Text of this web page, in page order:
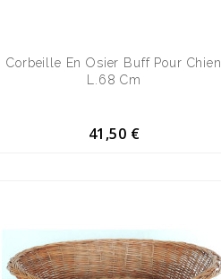
Corbeille En Osier Buff Pour Chien
L.68 Cm
41,50 €